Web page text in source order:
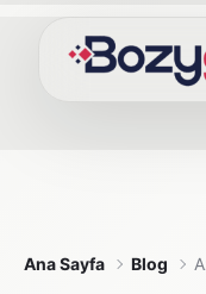
Ana Sayfa Blog